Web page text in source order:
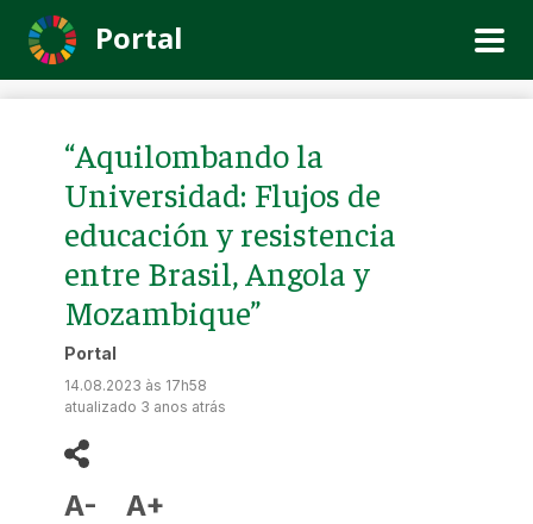
Portal
“Aquilombando la
Universidad: Flujos de
educación y resistencia
entre Brasil, Angola y
Mozambique”
Portal
14.08.2023 às 17h58
atualizado 3 anos atrás
A- A+